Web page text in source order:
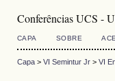
Conferências UCS -
CAPA SOBRE
Capa> VI Semintur Jr> VI